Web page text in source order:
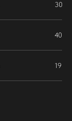
30
40
19